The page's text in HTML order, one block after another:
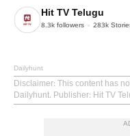
Hit TV Telugu
8.3k followers 283k
Dailyhunt
Disclaimer: This content has
Dailyhunt. Publisher: Hit TV